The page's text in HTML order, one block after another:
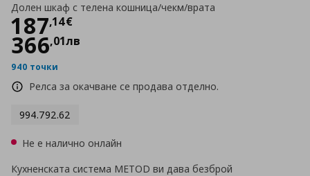
Долен шкаф с телена кошница/чекм/врата
187,14€
Цена
366,01лв
940 точки
Релса за окачване се продава отделно.
994.792.62
Не е налично онлайн
Кухненската система METOD ви дава безброй